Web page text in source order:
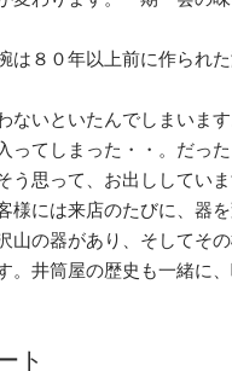
は８０年以上前に作られ
ないといたんでしまいま
ってしまった・・。だっ
う思って、お出ししていま
様には来店のたびに、器
山の器があり、そしてそ
。井筒屋の歴史も一緒に
ト